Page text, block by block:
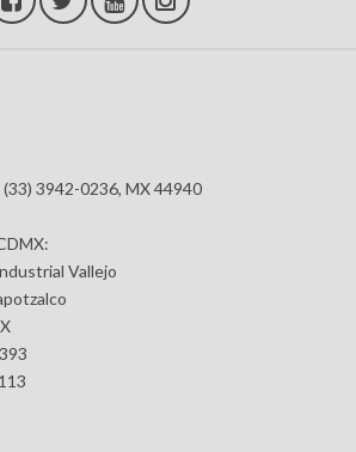
(33) 3942-0236, MX 44940
Vallejo